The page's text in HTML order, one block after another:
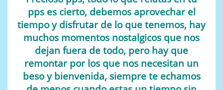
pps es cierto, debemos aprovechar el
tiempo y disfrutar de lo que tenemos, hay
muchos momentos nostalgicos que nos
dejan fuera de todo, pero hay que
remontar por los que nos necesitan un
beso y bienvenida, siempre te echamos